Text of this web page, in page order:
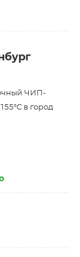
ЧИП-
в город